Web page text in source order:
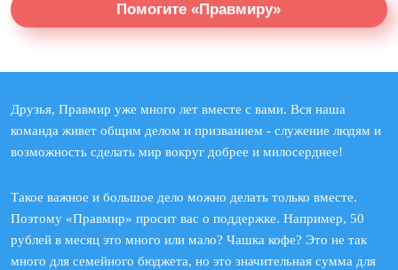
Помогите «Правмиру»
Друзья, Правмир уже много лет вместе с вами. Вся наша
команда живет общим делом и призванием - служение людям и
возможность сделать мир вокруг добрее и милосерднее!
Такое важное и большое дело можно делать только вместе.
Поэтому «Правмир» просит вас о поддержке. Например, 50
рублей в месяц это много или мало? Чашка кофе? Это не так
много для семейного бюджета, но это значительная сумма для